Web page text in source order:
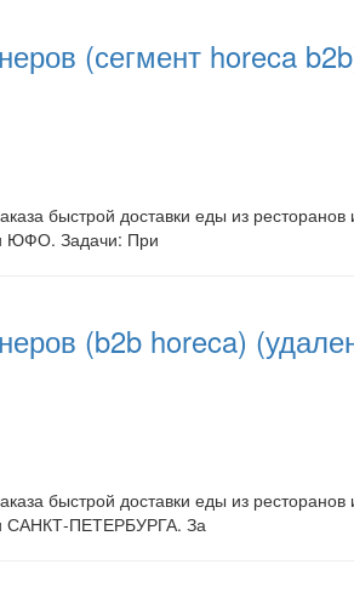
(сегмент horeca
быстрой доставки еды из ресторанов
ЮФО. Задачи: При
(b2b horeca)
быстрой доставки еды из ресторанов
САНКТ-ПЕТЕРБУРГА. За